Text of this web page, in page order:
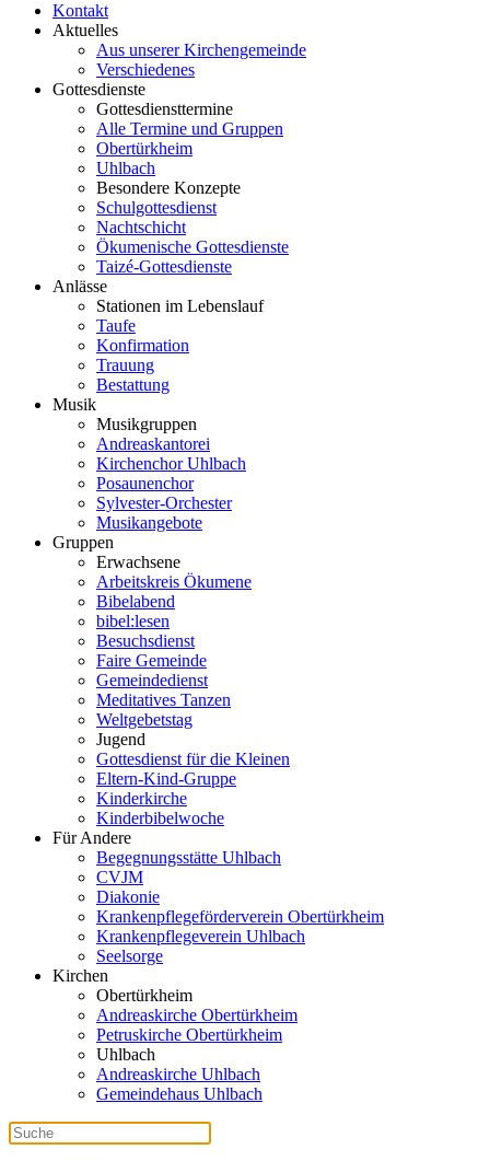
Kontakt
Aktuelles
Aus unserer Kirchengemeinde
Verschiedenes
Gottesdienste
Gottesdiensttermine
Alle Termine und Gruppen
Obertürkheim
Uhlbach
Besondere Konzepte
Schulgottesdienst
Nachtschicht
Ökumenische Gottesdienste
Taizé-Gottesdienste
Anlässe
Stationen im Lebenslauf
Taufe
Konfirmation
Trauung
Bestattung
Musik
Musikgruppen
Andreaskantorei
Kirchenchor Uhlbach
Posaunenchor
Sylvester-Orchester
Musikangebote
Gruppen
Erwachsene
Arbeitskreis Ökumene
Bibelabend
bibel:lesen
Besuchsdienst
Faire Gemeinde
Gemeindedienst
Meditatives Tanzen
Weltgebetstag
Jugend
Gottesdienst für die Kleinen
Eltern-Kind-Gruppe
Kinderkirche
Kinderbibelwoche
Für Andere
Begegnungsstätte Uhlbach
CVJM
Diakonie
Krankenpflegeförderverein Obertürkheim
Krankenpflegeverein Uhlbach
Seelsorge
Kirchen
Obertürkheim
Andreaskirche Obertürkheim
Petruskirche Obertürkheim
Uhlbach
Andreaskirche Uhlbach
Gemeindehaus Uhlbach